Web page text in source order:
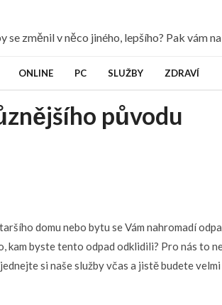
změnil v něco jiného, lepšího? Pak vám
ONLINE PC SLUŽBY ZDRAVÍ
původu
domu nebo bytu se Vám nahromadí
byste tento odpad odklidili? Pro nás to
si naše služby včas a jistě budete